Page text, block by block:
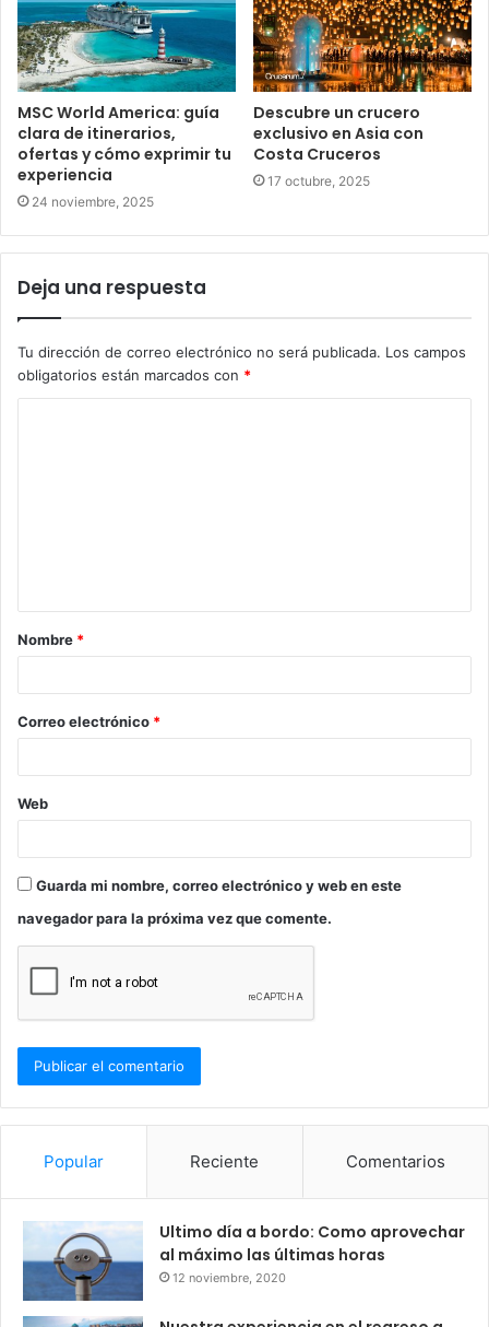
MSC World America: guía
clara de itinerarios,
ofertas y cómo exprimir tu
experiencia
24 noviembre, 2025
Descubre un crucero
exclusivo en Asia con
Costa Cruceros
17 octubre, 2025
Deja una respuesta
Tu dirección de correo electrónico no será publicada. Los campos
obligatorios están marcados con *
a
r
*
Nombre *
Correo electrónico *
Web
Guarda mi nombre, correo electrónico y web en este
navegador para la próxima vez que comente.
Popular Reciente Comentarios
Ultimo día a bordo: Como aprovechar
al máximo las últimas horas
12 noviembre, 2020